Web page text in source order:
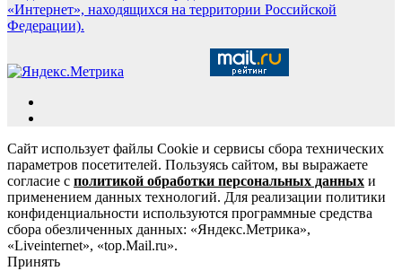
«Интернет», находящихся на территории Российской
Федерации).
Сайт использует файлы Cookie и сервисы сбора технических
параметров посетителей. Пользуясь сайтом, вы выражаете
согласие с политикой обработки персональных данных и
применением данных технологий. Для реализации политики
конфиденциальности используются программные средства
сбора обезличенных данных: «Яндекс.Метрика»,
«Liveinternet», «top.Mail.ru».
Принять